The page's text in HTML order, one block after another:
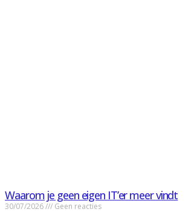
Waarom je geen eigen IT’er meer vindt
30/07/2026 Geen reacties